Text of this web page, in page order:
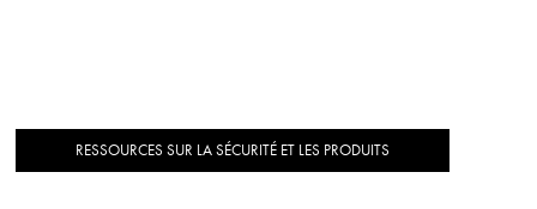
RESSOURCES SUR LA SÉCURITÉ ET LES PRODUITS